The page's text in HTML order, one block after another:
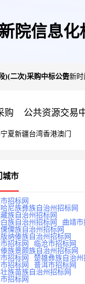
院信息化
)(二次)采购中标公告更新时
购 公共资源交易
宁夏新疆台湾香港澳门
城市
招标网
尼族彝族自治州招标网
族自治州招标网
族自治州招标网
曲靖市
僳族自治州招标网
纳傣族自治州招标网
招标网
临沧市招标网
族景颇族自治州招标网
招标网
楚雄彝族自治州
招标网
普洱市招标网
族苗族自治州招标网
招标网